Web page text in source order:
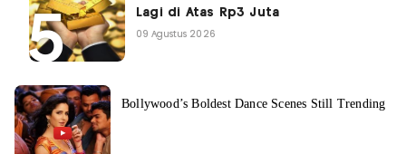
Lagi di Atas Rp3 Juta
09 Agustus 2026